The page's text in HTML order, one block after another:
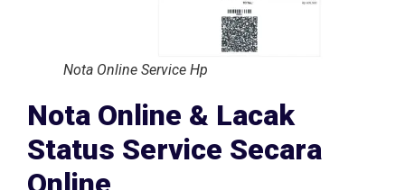
Nota Online & Lacak
Status Service Secara
Online